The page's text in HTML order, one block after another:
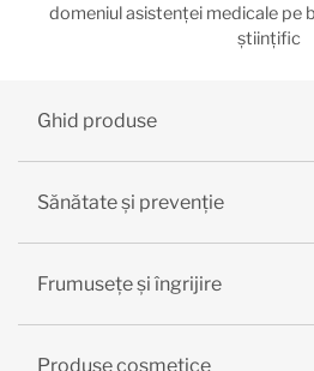
domeniul asistenței medicale pe
științific
Ghid produse
Sănătate și prevenție
Frumusețe și îngrijire
Produse cosmetice